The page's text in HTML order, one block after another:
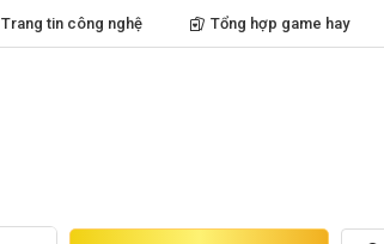
Trang tin công nghệ Tổng hợp game hay